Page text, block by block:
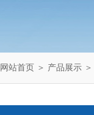
网站首页 ＞ 产品展示 ＞